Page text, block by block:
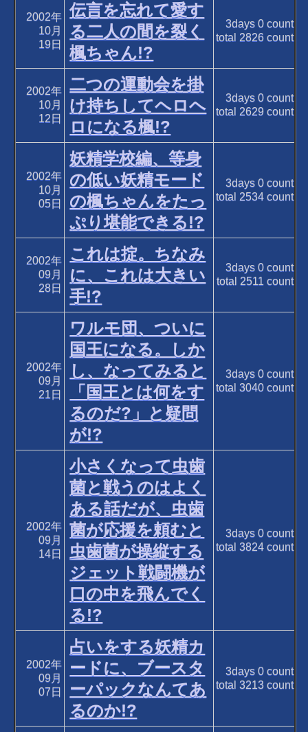
2002年
10月
19日
伝言を忘れて愛す
る二人の間を裂く
楓ちゃん!?
3days 0count
total 2826count
2002年
10月
12日
二つの運動会を掛
け持ちしてヘロヘ
ロになる楓!?
3days 0count
total 2629 count
2002年
10月
05日
妖精学校編、等身
の低い妖精モード
の楓ちゃんをたっ
ぷり堪能できる!?
3days 0count
total 2534count
2002年
09月
28日
これは掟。ちなみ
に、これは大きい
手!?
3days 0count
total 2511 count
2002年
09月
21日
ワルモ団、ついに
国王になる。しか
し、なってみると
「国王とは何をす
るのだ?」と疑問
が!?
3days 0count
total 3040count
2002年
09月
14日
小さくなって虫歯
菌と戦うのはよく
ある話だが、虫歯
菌が応援を頼むと
虫歯菌が操縦する
ジェット戦闘機が
口の中を飛んでく
る!?
3days 0count
total 3824count
2002年
09月
07日
占いをする妖精カ
ードに、ブースタ
ーパックなんてあ
るのか!?
3days 0count
total 3213count